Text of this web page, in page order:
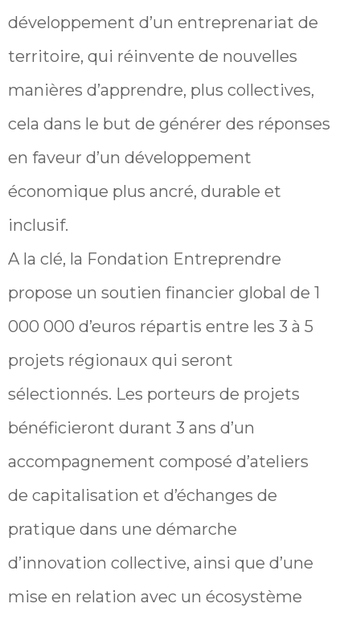
développement d’un entreprenariat de
territoire, qui réinvente de nouvelles
manières d’apprendre, plus collectives,
cela dans le but de générer des réponses
en faveur d’un développement
économique plus ancré, durable et
inclusif.
A la clé, la Fondation Entreprendre
propose un soutien financier global de 1
000 000 d’euros répartis entre les 3 à 5
projets régionaux qui seront
sélectionnés. Les porteurs de projets
bénéficieront durant 3 ans d’un
accompagnement composé d’ateliers
de capitalisation et d’échanges de
pratique dans une démarche
d’innovation collective, ainsi que d’une
mise en relation avec un écosystème